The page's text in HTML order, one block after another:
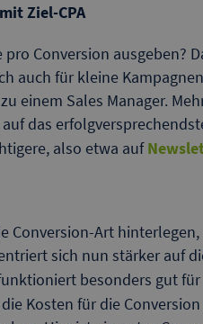
Ziel-CPA
Conversion ausgeben?
auch für kleine
einem Sales Manager.
das
also etwa auf
Conversion-Art
sich nun stärker auf
besonders gut für
Kosten für die